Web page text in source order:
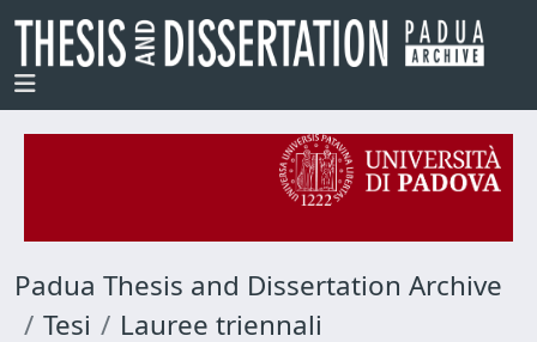
Padua Thesis and Dissertation Archive
Tesi
Lauree triennali